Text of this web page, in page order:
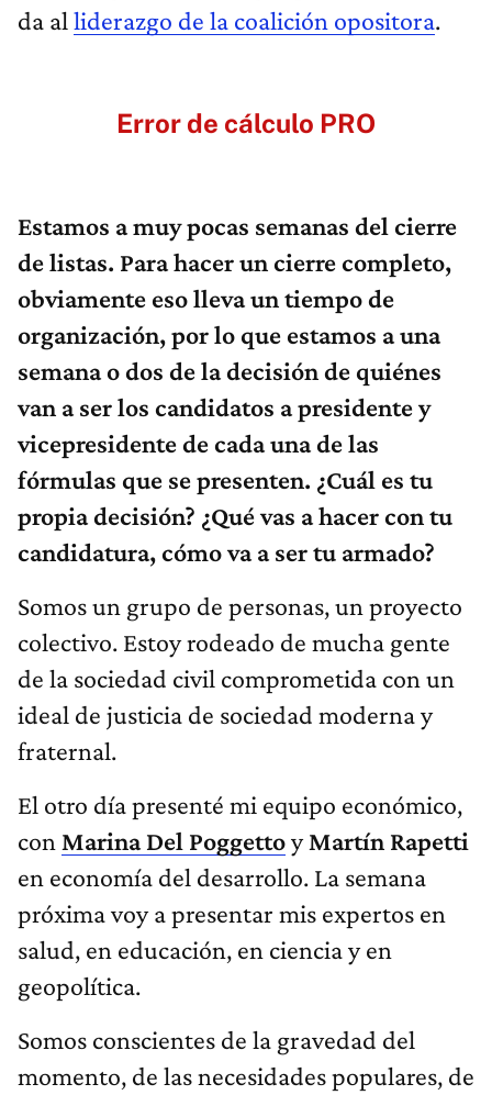
da al liderazgo de la coalición opositora.
Error de cálculo PRO
Estamos a muy pocas semanas del cierre
de listas. Para hacer un cierre completo,
obviamente eso lleva un tiempo de
organización, por lo que estamos a una
semana o dos de la decisión de quiénes
van a ser los candidatos a presidente y
vicepresidente de cada una de las
fórmulas que se presenten. ¿Cuál es tu
propia decisión? ¿Qué vas a hacer con tu
candidatura, cómo va a ser tu armado?
Somos un grupo de personas, un proyecto
colectivo. Estoy rodeado de mucha gente
de la sociedad civil comprometida con un
ideal de justicia de sociedad moderna y
fraternal.
El otro día presenté mi equipo económico,
con Marina Del PoggettoyMartín Rapetti
en economía del desarrollo. La semana
próxima voy a presentar mis expertos en
salud, en educación, en ciencia y en
geopolítica.
Somos conscientes de la gravedad del
momento, de las necesidades populares, de